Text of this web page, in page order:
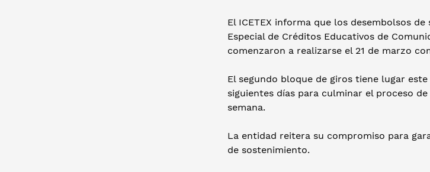
El ICETEX informa que los desembolsos
Especial de Créditos Educativos de
comenzaron a realizarse el 21 de marzo
El segundo bloque de giros tiene lugar
siguientes días para culminar el proceso
semana.
La entidad reitera su compromiso para
de sostenimiento.